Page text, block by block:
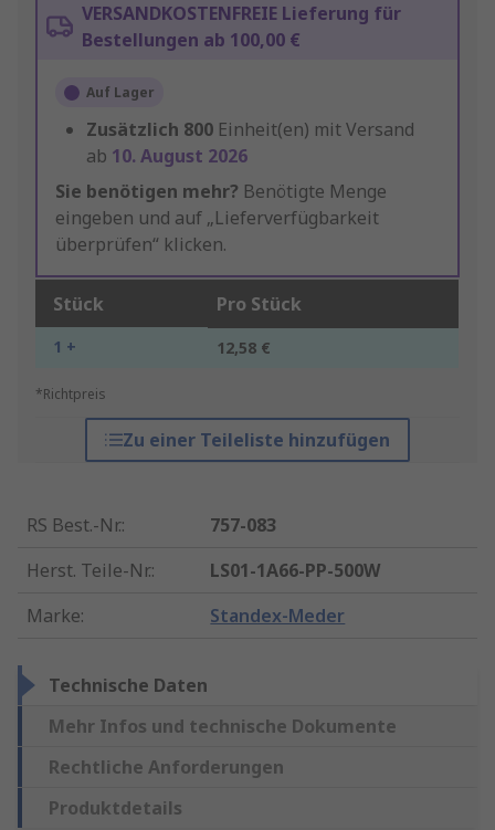
VERSANDKOSTENFREIE Lieferung für
Bestellungen ab 100,00 €
Auf Lager
Zusätzlich 800 Einheit(en) mit Versand
ab 10. August 2026
Sie benötigen mehr? Benötigte Menge
eingeben und auf „Lieferverfügbarkeit
überprüfen“ klicken.
Stück Pro Stück
1 + 12,58 €
*Richtpreis
Zu einer Teileliste hinzufügen
RS Best.-Nr.:
757-083
Herst. Teile-Nr.:
LS01-1A66-PP-500W
Marke: Standex-Meder
Technische Daten
Mehr Infos und technische Dokumente
Rechtliche Anforderungen
Produktdetails